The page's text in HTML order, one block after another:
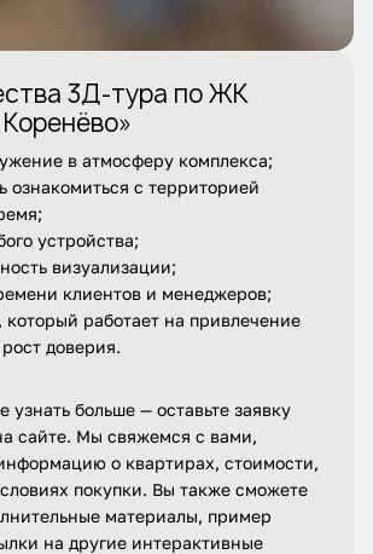
3Д-тура по ЖК
в атмосферу комплекса;
ознакомиться с территорией
устройства;
визуализации;
клиентов и менеджеров;
который работает на привлечение
доверия.
узнать больше — оставьте заявку
сайте. Мы свяжемся с вами,
о квартирах, стоимости,
покупки. Вы также сможете
материалы, пример
на другие интерактивные